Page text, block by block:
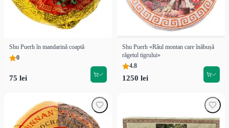
Shu Puerh în mandarină coaptă
0
75 lei
Shu Puerh «Râul montan care înăbușă
răgetul tigrului»
4.8
1250 lei